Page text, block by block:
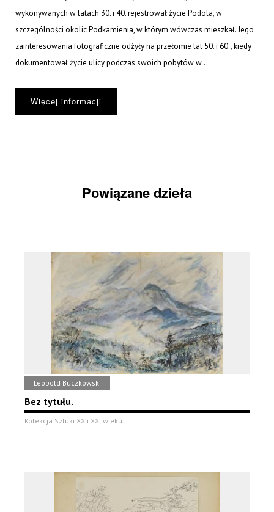
wykonywanych w latach 30. i 40. rejestrował życie Podola, w
szczególności okolic Podkamienia, w którym wówczas mieszkał. Jego
zainteresowania fotograficzne odżyły na przełomie lat 50. i 60., kiedy
dokumentował życie ulicy podczas swoich pobytów w...
Więcej informacji
Powiązane dzieła
Leopold Buczkowski
Bez tytułu.
Kolekcja Sztuki XX i XXI wieku